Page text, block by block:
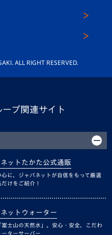
ALL RIGHT RESERVED.
プ関連サイト
ットたかた公式通販
心に、ジャパネットが自信をもって厳選
だけをご紹介！
ットウォーター
富士山の天然水」。安心・安全、こだわ
ーターサーバー